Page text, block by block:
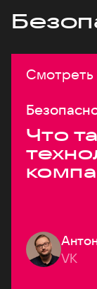
Смотреть
Что
VK